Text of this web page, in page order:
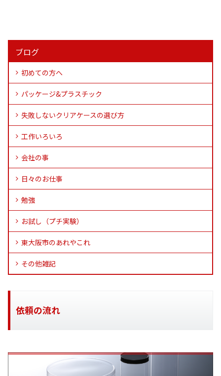
ブログ
初めての方へ
パッケージ&プラスチック
失敗しないクリアケースの選び方
工作いろいろ
会社の事
日々のお仕事
勉強
お試し（プチ実験）
東大阪市のあれやこれ
その他雑記
依頼の流れ